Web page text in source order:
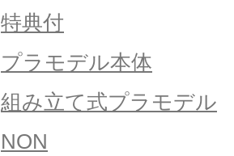
特典付
プラモデル本体
組み立て式プラモデル
NON